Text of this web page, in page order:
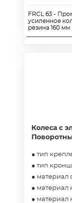
FRCL 63 -
усиленное
резина 160 мм
Колеса с
● тип
● тип
● материал
● материал
● материал